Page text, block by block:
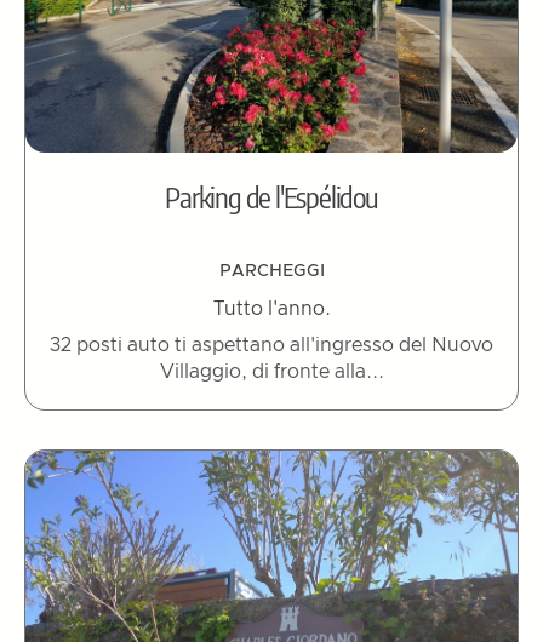
Parking de l'Espélidou
PARCHEGGI
Tutto l'anno.
32 posti auto ti aspettano all'ingresso del Nuovo
Villaggio, di fronte alla...